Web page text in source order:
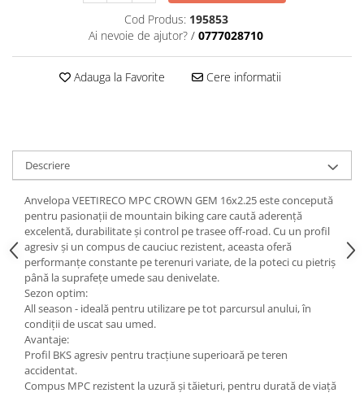
cauciucuri-bicicleta
Camere bicicleta
Cauciuc tubeless cu GEL antipană
Accesorii
Anvelope moto
Camere moto
Anvelope ATV
Cauciucuri bicicleta
Anvelope și Camere Utilaje
https://www.doctortrotineta.ro/plata-
tbi?
forceOriginalForEdit=1&preview=00681
Cod Produs: 195853
Ai nevoie de ajutor? / 0777028710
Adauga la Favorite Cere informatii
Descriere
Anvelopa VEETIRECO MPC CROWN GEM 16x2.25 este concepută
pentru pasionații de mountain biking care caută aderență
excelentă, durabilitate și control pe trasee off-road. Cu un profil
agresiv și un compus de cauciuc rezistent, aceasta oferă
performanțe constante pe terenuri variate, de la poteci cu pietriș
până la suprafețe umede sau denivelate.
Sezon optim:
All season - ideală pentru utilizare pe tot parcursul anului, în
condiții de uscat sau umed.
Avantaje:
Profil BKS agresiv pentru tracțiune superioară pe teren
accidentat.
Compus MPC rezistent la uzură și tăieturi, pentru durată de viață